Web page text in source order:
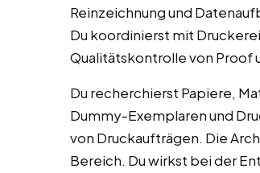
Reinzeichnung und
Du koordinierst mit
Qualitätskontrolle von Proof
Du recherchierst Papiere,
Dummy-Exemplaren und
von Druckaufträgen. Die
Bereich. Du wirkst bei der